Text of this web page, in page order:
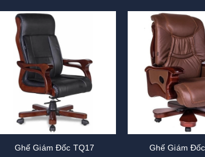
Ghế Giám Đốc TQ17
Ghế Giám